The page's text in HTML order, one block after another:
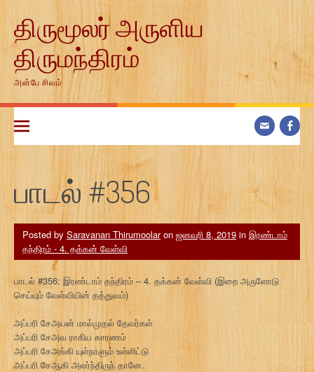
contentதிருமூலர் அருளிய
திருமந்திரம்
அன்பே சிவம்
பாடல் #356
Posted by Saravanan Thirumoolaron ஜனவரி 8, 2019 in இரண்டாம்
தந்திரம் - 4. தக்கன் வேள்வி
பாடல் #356: இரண்டாம் தந்திரம் – 4. தக்கன் வேள்வி (இறை அருளோடு
செய்யும் வேள்வியின் தத்துவம்)
அப்பரி சேஅயன் மால்முதல் தேவர்கள்
அப்பரி சேஅவ ராகிய காரணம்
அப்பரி சேஅங்கி யுள்நாளும் உள்ளிட்டு
அப்பரி சேஆகி அலர்ந்திருந் தானே.